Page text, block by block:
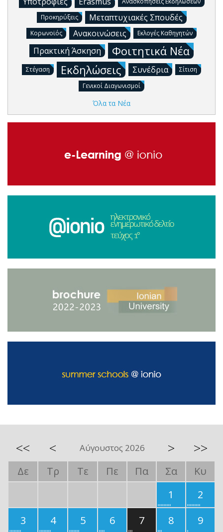
Προκηρύξεις
Μεταπτυχιακές Σπουδές
Κορωνοϊός Ανακοινώσεις Εκλογές Καθηγητών
Πρακτική Άσκηση Φοιτητικά Νέα
Στέγαση Εκδηλώσεις Συνέδρια
Σίτιση
Γενικοί Διαγωνισμοί
Όλα τα Νέα
<< < Αύγουστος 2026 > >>
Δε Τρ Τε Πε Πα Σα
Κυ
1
2
3
4 5 6 7 8
9